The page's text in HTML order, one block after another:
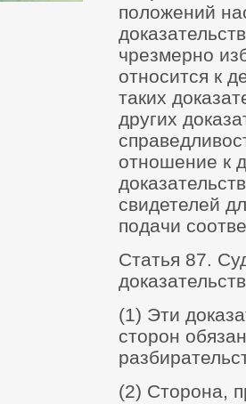
положений
чрезмерно
относится к
таких
других
отношение к
свидетелей
подачи
Статья 87.
(1) Эти
сторон
(2) Сторона,